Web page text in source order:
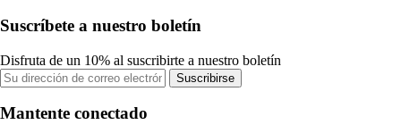
Suscríbete a nuestro boletín
Disfruta de un 10% al suscribirte a nuestro boletín
Suscribirse
Mantente conectado